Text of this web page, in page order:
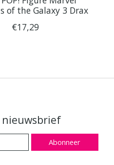
of the Galaxy 3 Drax
€17,29
nieuwsbrief
Abonneer